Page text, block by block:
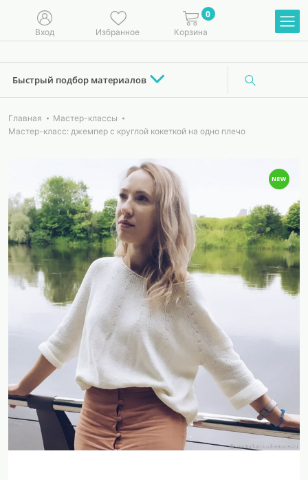
Вход Избранное
0
Корзина
Быстрый подбор материалов
Главная
Мастер-классы
Мастер-класс: джемпер с круглой кокеткой на одно плечо